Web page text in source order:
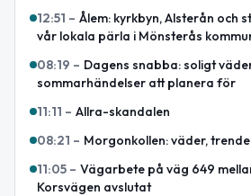
12:51 – Ålem: kyrkbyn, Alsterån och
vår lokala pärla i Mönsterås
08:19 – Dagens snabba: soligt
sommarhändelser att planera för
11:11 – Allra-skandalen
08:21 – Morgonkollen: väder,
11:05 – Vägarbete på väg 649
Korsvägen avslutat